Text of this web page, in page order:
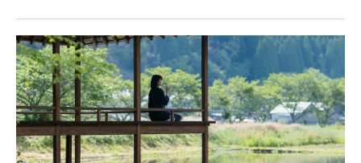
「冬季樱花灯光秀」。